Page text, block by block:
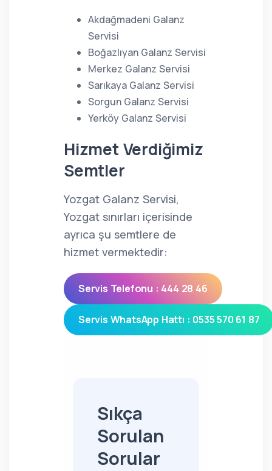
Akdağmadeni Galanz
Servisi
Boğazlıyan Galanz Servisi
Merkez Galanz Servisi
Sarıkaya Galanz Servisi
Sorgun Galanz Servisi
Yerköy Galanz Servisi
Hizmet Verdiğimiz
Semtler
Yozgat Galanz Servisi,
Yozgat sınırları içerisinde
ayrıca şu semtlere de
hizmet vermektedir:
Servis Telefonu : 444 28 46
Servis WhatsApp Hattı : 0535 570 61 87
Sıkça
Sorulan
Sorular